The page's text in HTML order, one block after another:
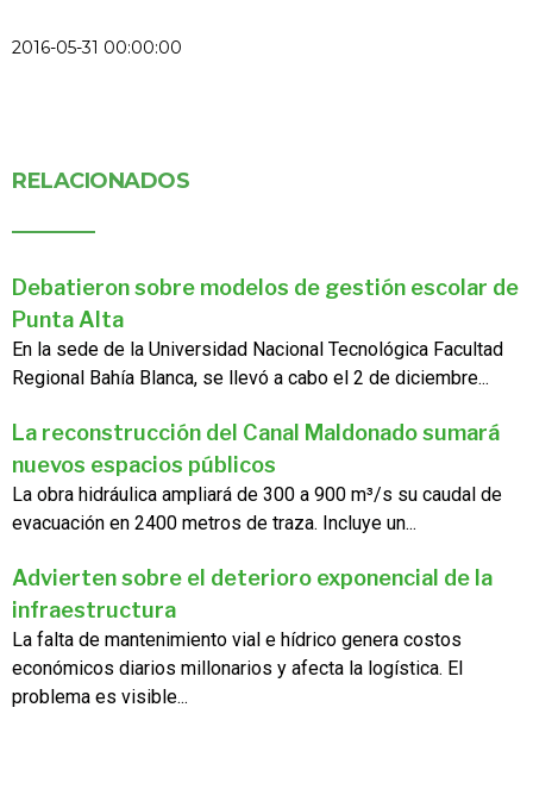
2016-05-31 00:00:00
RELACIONADOS
Debatieron sobre modelos de gestión escolar de
Punta Alta
En la sede de la Universidad Nacional Tecnológica Facultad
Regional Bahía Blanca, se llevó a cabo el 2 de diciembre...
La reconstrucción del Canal Maldonado sumará
nuevos espacios públicos
La obra hidráulica ampliará de 300 a 900 m³/s su caudal de
evacuación en 2400 metros de traza. Incluye un...
Advierten sobre el deterioro exponencial de la
infraestructura
La falta de mantenimiento vial e hídrico genera costos
económicos diarios millonarios y afecta la logística. El
problema es visible...